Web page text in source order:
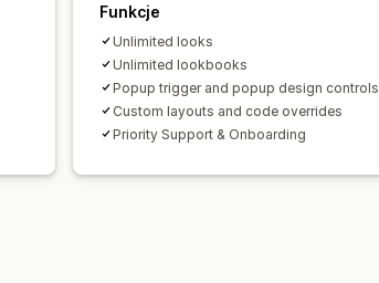
Funkcje
Unlimited looks
Unlimited lookbooks
Popup trigger and popup design controls
Custom layouts and code overrides
Priority Support & Onboarding